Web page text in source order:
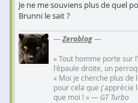
Je ne me souviens plus de quel
Brunni le sait ?
—Zeroblog—
« Tout homme porte sur
l'épaule droite, un
« Moi je cherche plus de
pour cela que j'apprécie
que moi ! » — GT Turbo